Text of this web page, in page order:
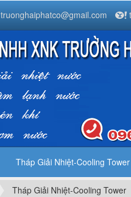
Tháp Giải Nhiệt-Cooling Tower
truonghaiphatco@gmail.com
Tháp Giải Nhiệt-Cooling Tower